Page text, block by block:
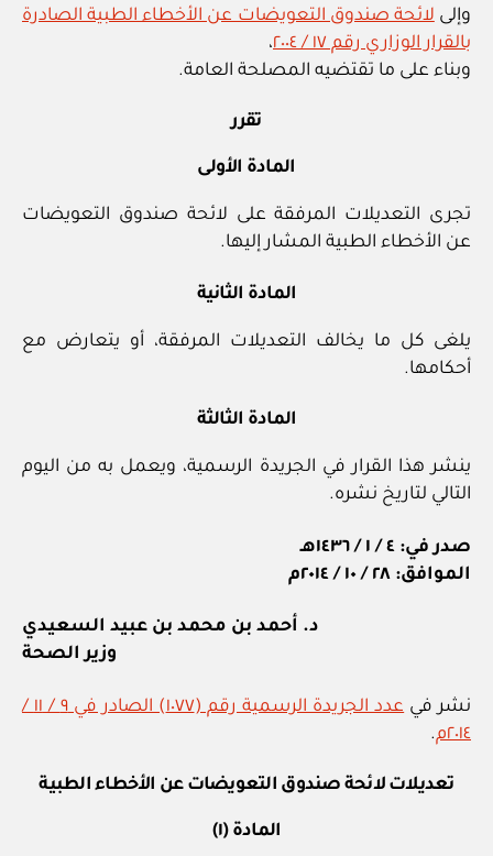
وإلى لائحة صندوق التعويضات عن الأخطاء الطبية الصادرة
بالقرار الوزاري رقم ١٧ / ٢٠٠٤
،
وبناء على ما تقتضيه المصلحة العامة.
تقرر
المادة الأولى
تجرى التعديلات المرفقة على لائحة صندوق التعويضات
عن الأخطاء الطبية المشار إليها.
المادة الثانية
يلغى كل ما يخالف التعديلات المرفقة، أو يتعارض مع
أحكامها.
المادة الثالثة
ينشر هذا القرار في الجريدة الرسمية، ويعمل به من اليوم
التالي لتاريخ نشره.
صدر في: ٤ / ١ / ١٤٣٦هـ
الموافق: ٢٨ / ١٠ / ٢٠١٤م
د. أحمد بن محمد بن عبيد السعيدي
وزير الصحة
نشر في
عدد الجريدة الرسمية رقم (١٠٧٧) الصادر في ٩ / ١١ /
٢٠١٤م
.
تعديلات لائحة صندوق التعويضات عن الأخطاء الطبية
المادة (١)